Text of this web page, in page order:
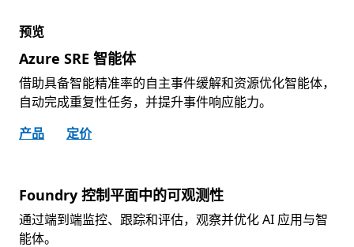
预览
Azure SRE 智能体
借助具备智能精准率的自主事件缓解和资源优化智能体，
自动完成重复性任务，并提升事件响应能力。
产品
定价
Foundry 控制平面中的可观测性
通过端到端监控、跟踪和评估，观察并优化 AI 应用与智
能体。